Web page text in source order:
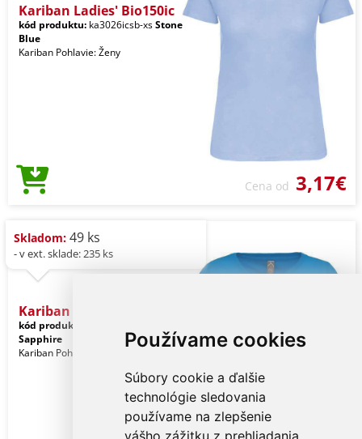
Používame cookies
Súbory cookie a ďalšie
technológie sledovania
používame na zlepšenie
vášho zážitku z prehliadania
Kariban Ladies' Bio150ic
kód produktu: ka3026icsb-xsStone
Blue
Kariban Pohlavie: Ženy
Cena od 3,17€
Skladom: 49 ks
- v ext. sklade: 235 ks
Kariban Ladies' Bio150ic
kód produktu:
Sapphire
Kariban Pohlavie: Ženy